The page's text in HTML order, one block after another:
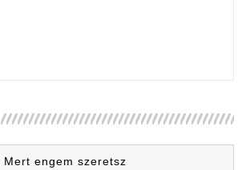
Mert engem szeretsz